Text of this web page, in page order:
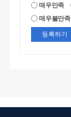
매우만족
매우불만족